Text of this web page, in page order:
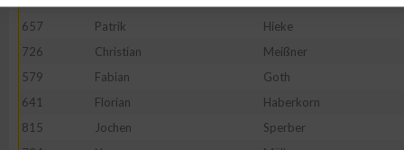
657
Patrik Hieke
726
Christian Meißner
579
Fabian Goth
641
Florian Haberkorn
815
Jochen Sperber
Erstellung von Profilen für personalisierte Werbung
Verwendung von Profilen zur Auswahl personalisierter Werbung